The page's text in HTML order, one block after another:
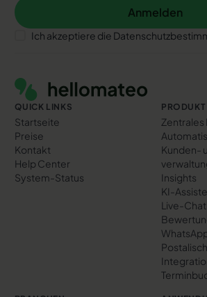
Anmelden
Anmelden
Ich akzeptiere die
QUICK LINKS
Startseite
Preise
Kontakt
Help Center
System-Status
PRODUKT
Kunden-
Insights
KI-
Live-Chat